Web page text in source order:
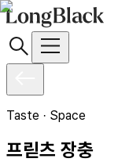
Taste · Space
프릳츠 장충